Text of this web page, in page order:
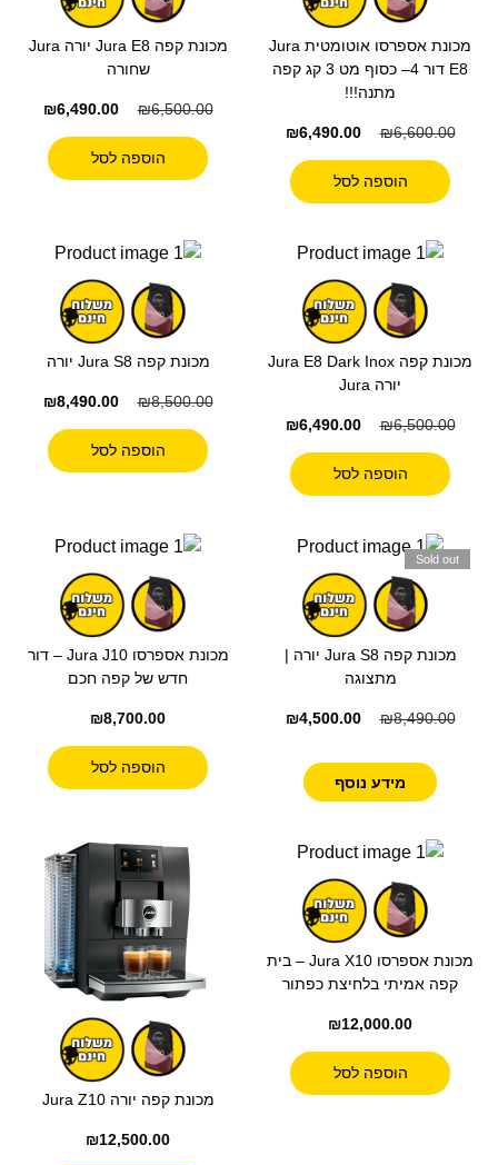
מכונת אספרסו אוטומטית Jura
E8 דור 4– כסוף מט 3 קג קפה
מתנה!!!
₪6,600.00
₪6,490.00
הוספה לסל
מכונת קפה Jura E8 יורה Jura
שחורה
₪6,500.00
₪6,490.00
הוספה לסל
מכונת קפה Jura E8 Dark Inox
יורה Jura
₪6,500.00
₪6,490.00
הוספה לסל
מכונת קפה Jura S8 יורה
₪8,500.00
₪8,490.00
הוספה לסל
Sold out
מכונת קפה Jura S8 יורה |
מתצוגה
₪8,490.00
₪4,500.00
מידע נוסף
מכונת אספרסו Jura J10 – דור
חדש של קפה חכם
₪8,700.00
הוספה לסל
מכונת אספרסו Jura X10 – בית
קפה אמיתי בלחיצת כפתור
₪12,000.00
הוספה לסל
מכונת קפה יורה Jura Z10
₪12,500.00